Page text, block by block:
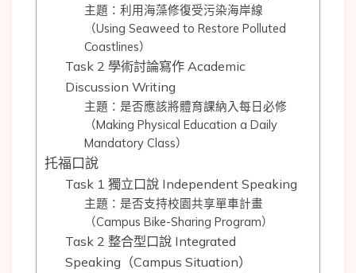
主題：利用海藻修復受污染海岸線
（Using Seaweed to Restore Polluted
Coastlines）
Task 2 學術討論寫作 Academic
Discussion Writing
主題：是否應該將體育課納入每日必修
（Making Physical Education a Daily
Mandatory Class）
托福口說
Task 1 獨立口說 Independent Speaking
主題：是否支持校園共享單車計畫
（Campus Bike-Sharing Program）
Task 2 整合型口說 Integrated
Speaking（Campus Situation）